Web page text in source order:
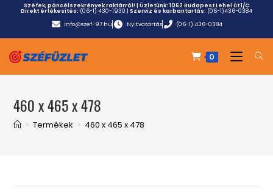
Széfek, páncélszekrények raktárról! | Üzletünk:1062 Budapest Lehel út 1/C
Direkt értékesítés: (06-1) 430-1930 | Szerviz és karbantartás: (06-1)436-0384
info@szef-97.hu
Nyitvatartás (06-1) 436-0384
0
460 x 465 x 478
> Termékek > 460 x 465 x 478